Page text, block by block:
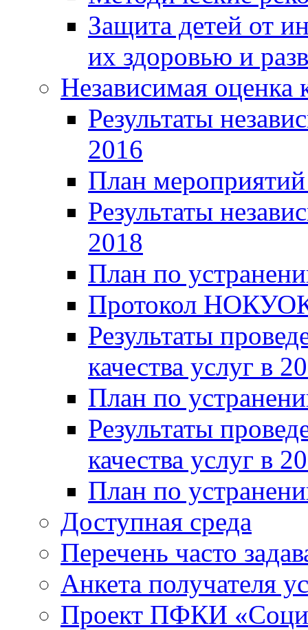
Защита детей от
их здоровью и
Независимая оценка
Результаты
2016
План
Результаты
2018
План по
Протокол
Результаты
качества услуг в
План по
Результаты
качества услуг в
План по
Доступная среда
Перечень часто
Анкета получателя
Проект ПФКИ